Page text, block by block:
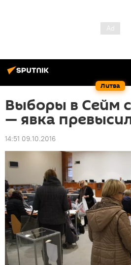
Литва
Выборы в Сейм
— явка
14:51 09.10.2016